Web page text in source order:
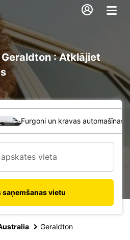
: Atklājiet
Furgoni un kravas automašīnas
saņemšanas vietu
Geraldton